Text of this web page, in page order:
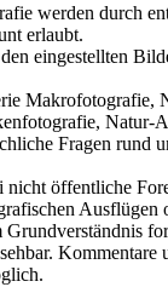
werden durch
erlaubt.
eingestellten
Makrofotografie,
Natur-
Fragen rund
öffentliche
Ausflügen
Grundverständnis